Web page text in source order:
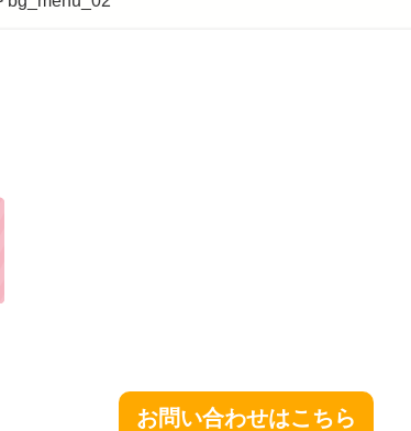
お問い合わせはこちら